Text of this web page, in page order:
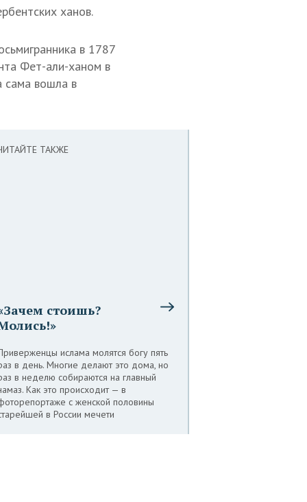
ханов.
в 1787
Фет-али-ханом в
сама вошла в
ТАКЖЕ
стоишь?
ислама молятся богу пять
в день. Многие делают это дома, но
в неделю собираются на главный
Как это происходит — в
с женской половины
в России мечети